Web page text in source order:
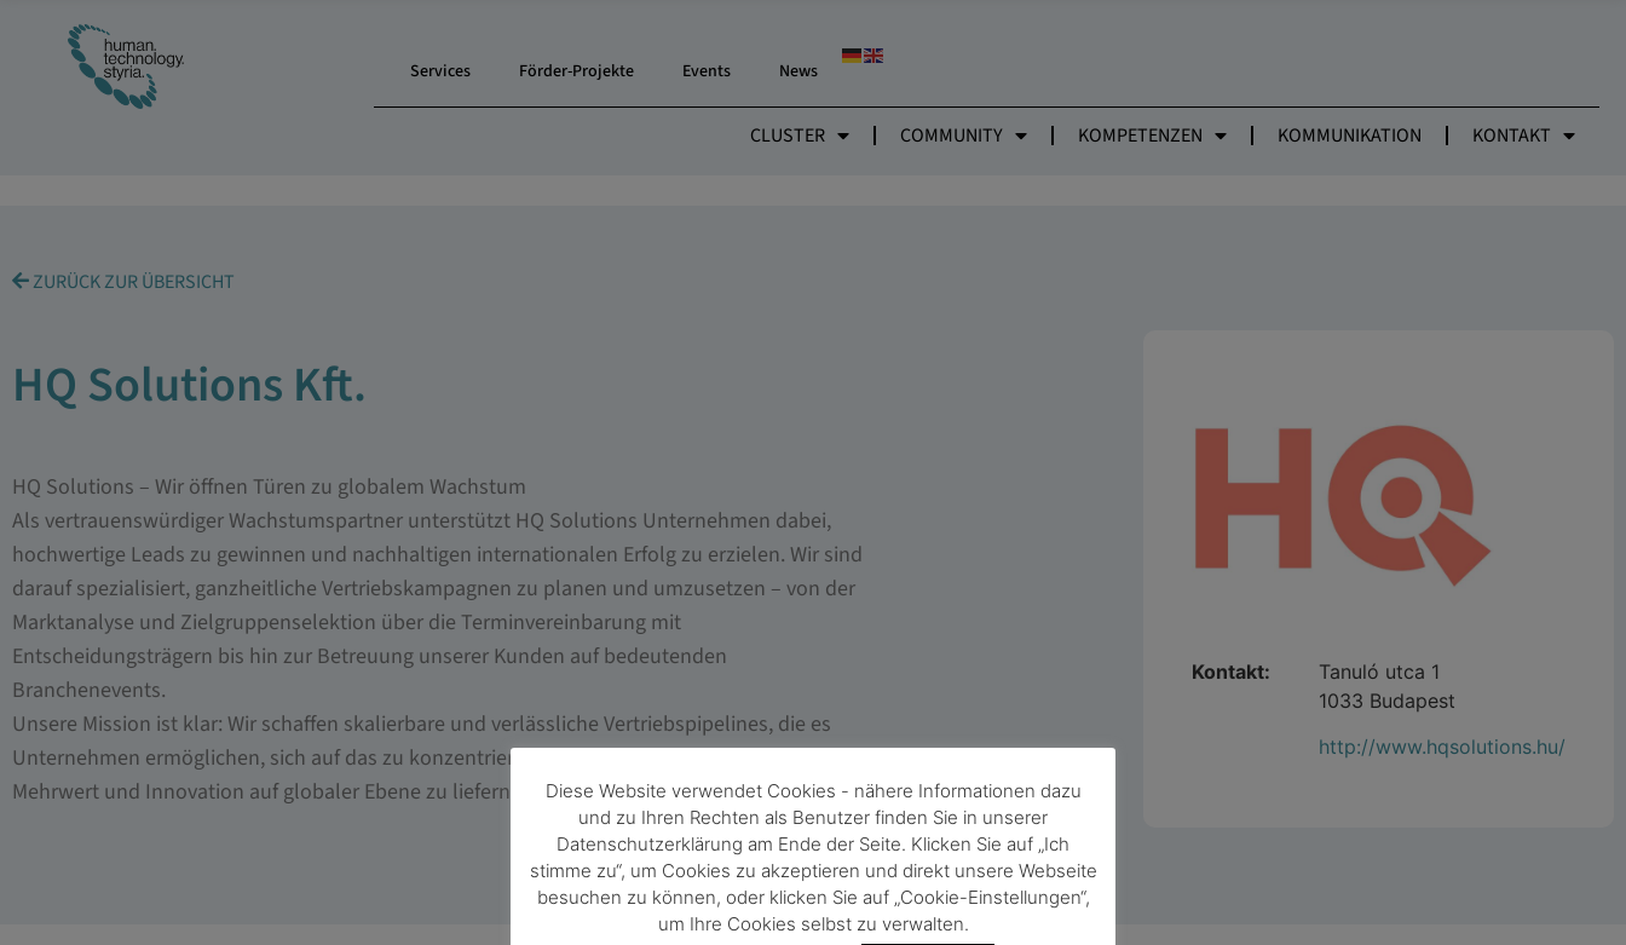
Services Förder-Projekte Events News
CLUSTER COMMUNITY KOMPETENZEN KOMMUNIKATION KONTAKT
ZURÜCK ZUR ÜBERSICHT
HQ Solutions Kft.
HQ Solutions – Wir öffnen Türen zu globalem Wachstum
Als vertrauenswürdiger Wachstumspartner unterstützt HQ Solutions Unternehmen dabei,
hochwertige Leads zu gewinnen und nachhaltigen internationalen Erfolg zu erzielen. Wir sind
darauf spezialisiert, ganzheitliche Vertriebskampagnen zu planen und umzusetzen – von der
Marktanalyse und Zielgruppenselektion über die Terminvereinbarung mit
Entscheidungsträgern bis hin zur Betreuung unserer Kunden auf bedeutenden
Branchenevents.
Unsere Mission ist klar: Wir schaffen skalierbare und verlässliche Vertriebspipelines, die es
Unternehmen ermöglichen, sich auf das zu konzentrieren, was sie am besten können –
Mehrwert und Innovation auf globaler Ebene zu liefern.
Kontakt:
Tanuló utca 1
1033 Budapest
http://www.hqsolutions.hu/
Diese Website verwendet Cookies - nähere Informationen dazu
und zu Ihren Rechten als Benutzer finden Sie in unserer
Datenschutzerklärung am Ende der Seite. Klicken Sie auf „Ich
stimme zu“, um Cookies zu akzeptieren und direkt unsere Webseite
besuchen zu können, oder klicken Sie auf „Cookie-Einstellungen“,
um Ihre Cookies selbst zu verwalten.